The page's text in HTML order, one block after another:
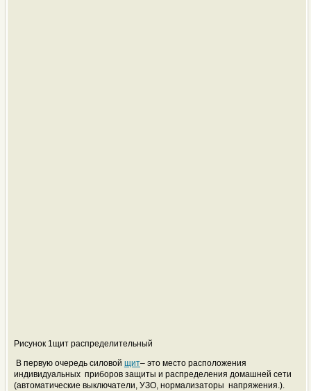
Рисунок 1щит распределительный
В первую очередь силовой щит– это место расположения
индивидуальных приборов защиты и распределения домашней сети
(автоматические выключатели, УЗО, нормализаторы напряжения.).